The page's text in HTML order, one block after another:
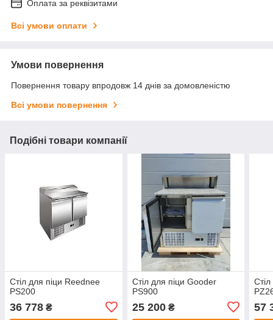
Оплата за реквізитами
Всі умови оплати
Умови повернення
Повернення товару впродовж 14 днів за домовленістю
Всі умови повернення
Подібні товари компанії
Стіл для піци Reednee
PS200
36 778 ₴
Стіл для піци Gooder
PS900
25 200₴ 57